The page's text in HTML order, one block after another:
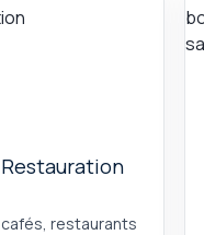
Restauration
restaurants